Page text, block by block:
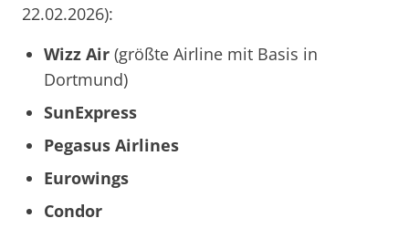
22.02.2026):
Wizz Air (größte Airline mit Basis in
Dortmund)
SunExpress
Pegasus Airlines
Eurowings
Condor